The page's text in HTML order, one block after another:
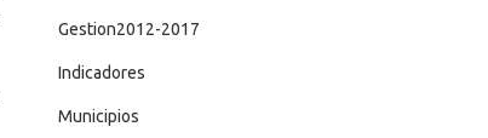
Gestion2012-2017
Indicadores
Municipios